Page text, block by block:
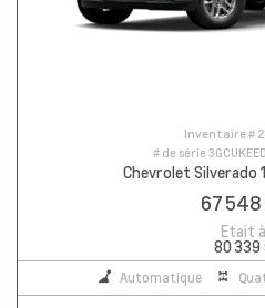
Inventaire #
# de série
Chevrolet Silverado
67 548
Etait à
80 339
Automatique